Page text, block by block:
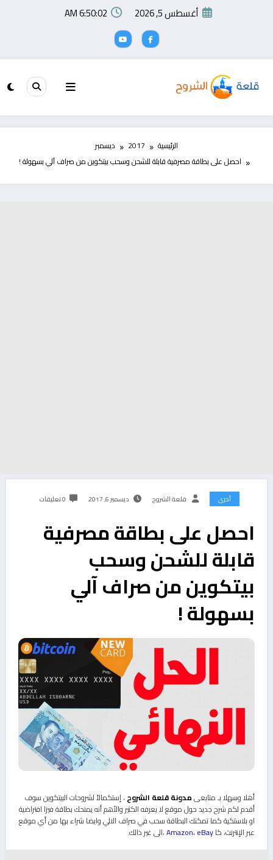
أغسطس 5, 2026 6:50:02 AM
الرئيسية 2017
ديسمبر
احصل على بطاقة مصرفية قابلة للشحن وسحب بيتكوين من صراف آلي بسهولة !
أخرى قلعة الشروح ديسمبر 6, 2017 0 تعليقات
احصل على بطاقة مصرفية
قابلة للشحن وسحب
بيتكوين من صراف آلي
بسهولة !
أهلا وسهلا بـ متابعىمدونة قلعة الشروح ، إستكمالاً لشروحات البيتكوين سوف
أقدم لكم شرح جديد حول موقع لا يعرفه الكثير والأهم أنه يمنحك بطاقة فيزا افتراضية
او بلاستكية كما تمكنك البطاقة سحب في صراف الالي وايضا شراء بها من أي موقع
عبر الإنترنت، كاAmazon، eBay،الى غير ذالك.